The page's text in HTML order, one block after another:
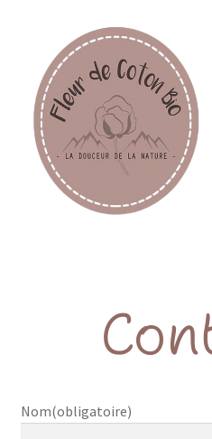
Nom(obligatoire)